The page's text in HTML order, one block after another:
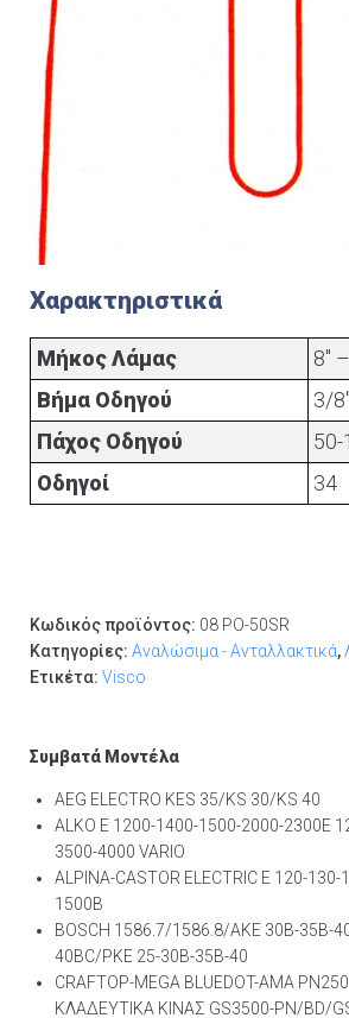
Χαρακτηριστικά
Μήκος Λάμας
8"
Βήμα Οδηγού
3/
Πάχος Οδηγού
50-
Οδηγοί
34
Κωδικός προϊόντος: 08 PO-50SR
Κατηγορίες: Αναλώσιμα - Ανταλλακτικά,
Ετικέτα: Visco
Συμβατά Μοντέλα
AEG ELECTRO KES 35/KS 30/KS 40
ALKO E 1200-1400-1500-2000-2300E
3500-4000 VARIO
ALPINA-CASTOR ELECTRIC E 120-
1500B
BOSCH 1586.7/1586.8/AKE 30B-35B-
40BC/PKE 25-30B-35B-40
CRAFTOP-MEGA BLUEDOT-AMA
ΚΛΑΔΕΥΤΙΚΑ ΚΙΝΑΣ GS3500-PN/BD/